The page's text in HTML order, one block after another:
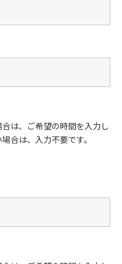
は、ご希望の時間を入力し
合は、入力不要です。